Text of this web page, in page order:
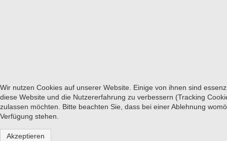
Wir nutzen Cookies auf unserer Website. Einige von ihnen sind
diese Website und die Nutzererfahrung zu verbessern (Tracking
zulassen möchten. Bitte beachten Sie, dass bei einer Ablehnung
Verfügung stehen.
Akzeptieren